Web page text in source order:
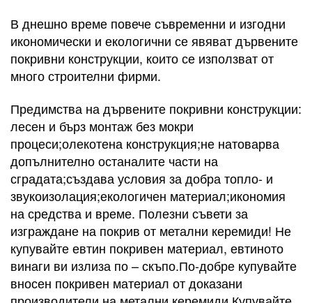
В днешно време повече съвременни и изгодни
икономически и екологични се явяват дървените
покривни конструкции, които се използват от
много строителни фирми.
Предимства на дървените покривни конструкции:
лесен и бърз монтаж без мокри
процеси;олекотена конструкция;не натоварва
допълнително останалите части на
сградата;създава условия за добра топло- и
звукоизолация;екологичен материал;икономия
на средства и време. Полезни съвети за
изграждане на покрив от метални керемиди! Не
купувайте евтин покривен материал, евтиното
винаги ви излиза по – скъпо.По-добре купувайте
вносен покривен материал от доказани